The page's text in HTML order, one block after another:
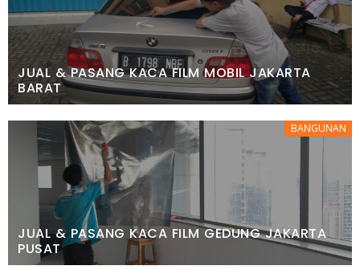
JUAL & PASANG KACA FILM MOBIL JAKARTA
BARAT
BANGUNAN
JUAL & PASANG KACA FILM GEDUNG JAKARTA
PUSAT